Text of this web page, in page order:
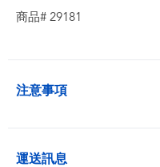
商品# 29181
注意事項
運送訊息